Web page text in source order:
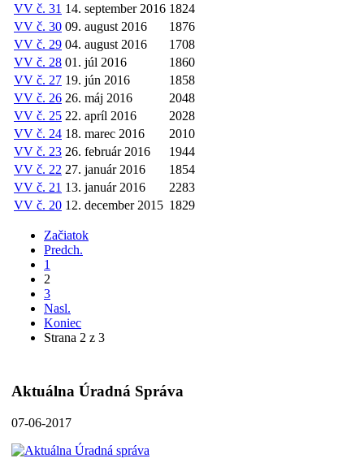
VV č. 31 14. september 2016 1824
VV č. 30 09. august 2016
1876
VV č. 29 04. august 2016
1708
VV č. 28 01. júl 2016
1860
VV č. 27 19. jún 2016
1858
VV č. 26 26. máj 2016
2048
VV č. 25 22. apríl 2016
2028
VV č. 24 18. marec 2016
2010
VV č. 23 26. február 2016
1944
VV č. 22 27. január 2016
1854
VV č. 21 13. január 2016
2283
VV č. 20 12. december 2015 1829
Začiatok
Predch.
1
2
3
Nasl.
Koniec
Strana 2 z 3
Aktuálna Úradná Správa
07-06-2017